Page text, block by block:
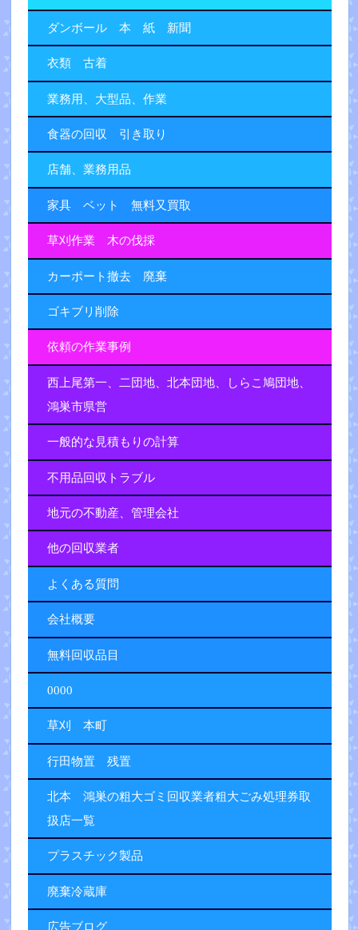
ダンボール 本 紙 新聞
衣類 古着
業務用、大型品、作業
食器の回収 引き取り
店舗、業務用品
家具 ベット 無料又買取
草刈作業 木の伐採
カーポート撤去 廃棄
ゴキブリ削除
依頼の作業事例
西上尾第一、二団地、北本団地、しらこ鳩団地、
鴻巣市県営
一般的な見積もりの計算
不用品回収トラブル
地元の不動産、管理会社
他の回収業者
よくある質問
会社概要
無料回収品目
0000
草刈 本町
行田物置 残置
北本 鴻巣の粗大ゴミ回収業者粗大ごみ処理券取
扱店一覧
プラスチック製品
廃棄冷蔵庫
広告ブログ